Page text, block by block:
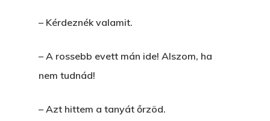
– Kérdeznék valamit.
– A rossebb evett mán ide! Alszom, ha
nem tudnád!
– Azt hittem a tanyát őrzöd.